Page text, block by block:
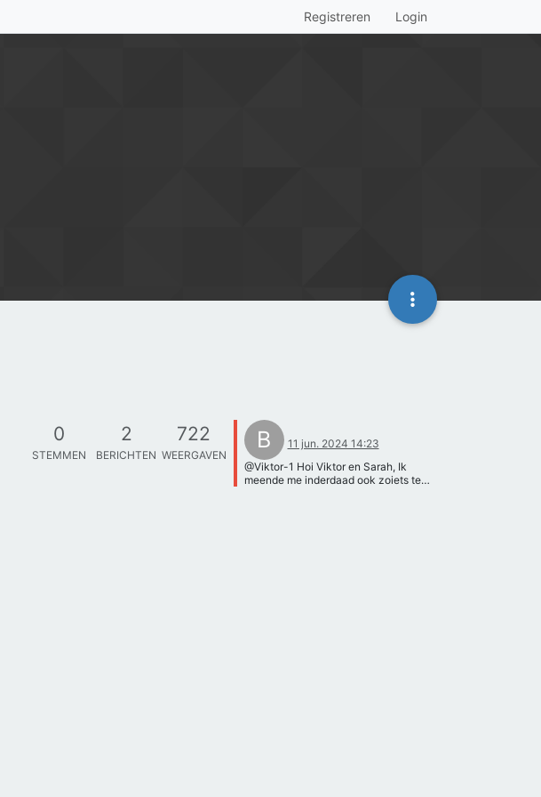
Registreren Login
0
STEMMEN
2
BERICHTEN
722
WEERGAVEN
B
11 jun. 2024 14:23
@Viktor-1 Hoi Viktor en Sarah, Ik
meende me inderdaad ook zoiets te